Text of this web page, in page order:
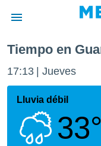
de
ha
para
que se
Tiempo en
17:13 Jueves
Lluvia débil
33°